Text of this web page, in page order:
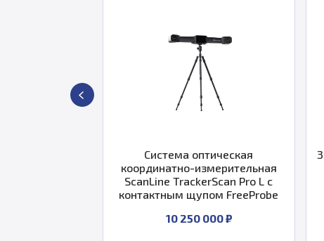
Система оптическая
координатно-измерительная
ScanLine TrackerScan Pro L с
контактным щупом FreeProbe
10 250 000 ₽